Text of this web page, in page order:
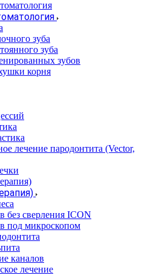
зуба
зуба
зубов
корня
лечение пародонтита (Vector,
без сверления ICON
под микроскопом
каналов
лечение